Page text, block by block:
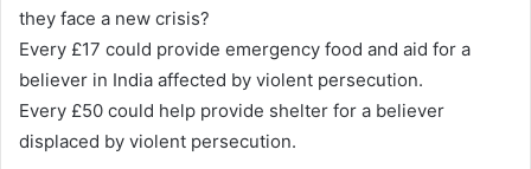
they face a new crisis?
Every £17 could provide emergency food and aid for a
believer in India affected by violent persecution.
Every £50 could help provide shelter for a believer
displaced by violent persecution.